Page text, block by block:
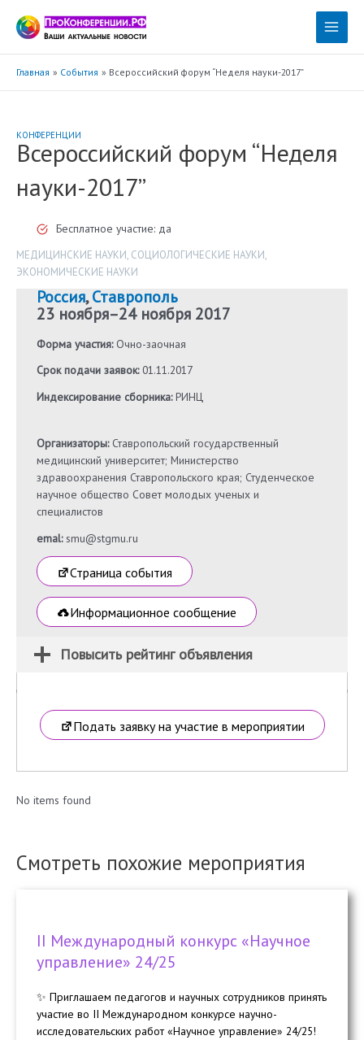
содержимому
Main
Главная События Всероссийский форум “Неделя науки-2017”
КОНФЕРЕНЦИИ
Всероссийский форум “Неделя
науки-2017”
Бесплатное участие: да
МЕДИЦИНСКИЕ НАУКИ, СОЦИОЛОГИЧЕСКИЕ НАУКИ,
ЭКОНОМИЧЕСКИЕ НАУКИ
Россия,Ставрополь
23 ноября–24 ноября 2017
Форма участия:Очно-заочная
Срок подачи заявок:01.11.2017
Индексирование сборника:РИНЦ
Организаторы:Ставропольский государственный
медицинский университет; Министерство
здравоохранения Ставропольского края; Студенческое
научное общество Совет молодых ученых и
специалистов
emal: smu@stgmu.ru
Страница события
Информационное сообщение
Повысить рейтинг объявления
Подать заявку на участие в мероприятии
No items found
Смотреть похожие мероприятия
II Международный конкурс «Научное
управление» 24/25
✨ Приглашаем педагогов и научных сотрудников принять
участие во II Международном конкурсе научно-
исследовательских работ «Научное управление» 24/25!